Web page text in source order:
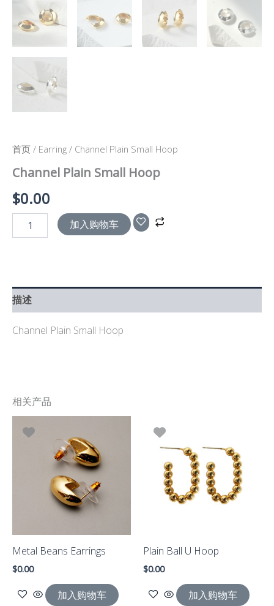
首页 / Earring / Channel Plain Small Hoop
Channel Plain Small Hoop
$0.00
加入购物车
描述
Channel Plain Small Hoop
相关产品
Metal Beans Earrings
$0.00
加入购物车
Plain Ball U Hoop
$0.00
加入购物车